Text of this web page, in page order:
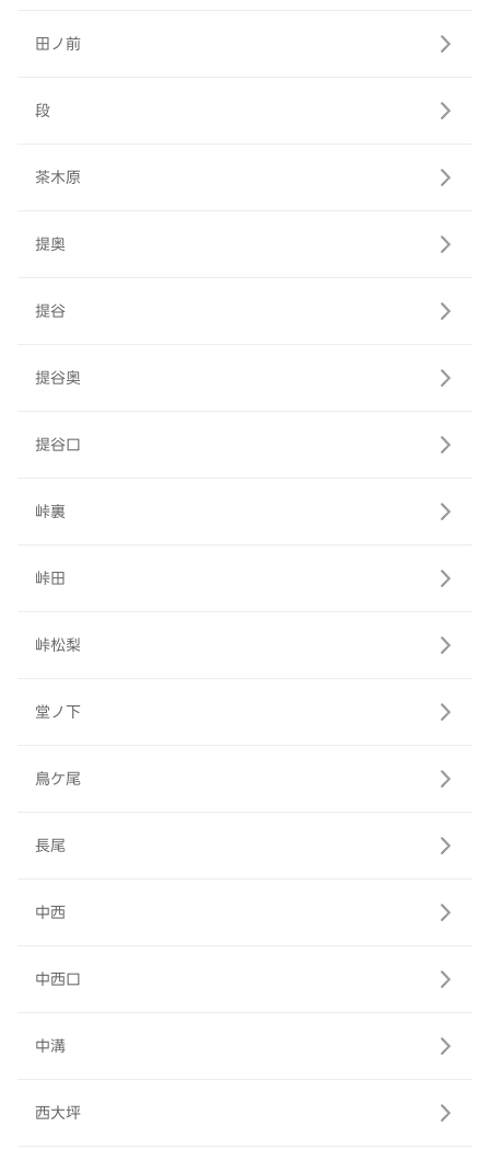
田ノ前
段
茶木原
提奥
提谷
提谷奥
提谷口
峠裏
峠田
峠松梨
堂ノ下
鳥ケ尾
長尾
中西
中西口
中溝
西大坪